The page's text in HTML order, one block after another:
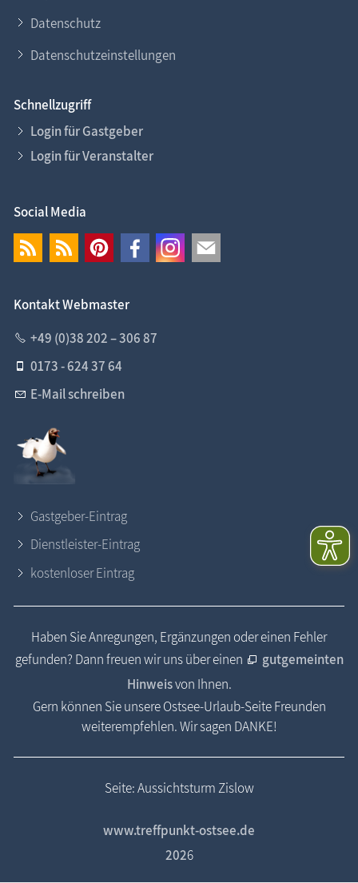
Datenschutz
Datenschutzeinstellungen
Schnellzugriff
Login für Gastgeber
Login für Veranstalter
Social Media
Kontakt Webmaster
+49 (0)38 202 – 306 87
0173 - 624 37 64
E-Mail schreiben
Gastgeber-Eintrag
Dienstleister-Eintrag
kostenloser Eintrag
Haben Sie Anregungen, Ergänzungen oder einen Fehler
gefunden? Dann freuen wir uns über einen
gutgemeinten
Hinweisvon Ihnen.
Gern können Sie unsere Ostsee-Urlaub-Seite Freunden
weiterempfehlen. Wir sagen DANKE!
Seite: Aussichtsturm Zislow
www.treffpunkt-ostsee.de
2026